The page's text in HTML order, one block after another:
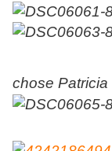
As-tu
chose Patricia